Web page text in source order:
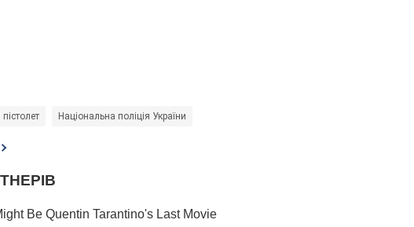
пістолет Національна поліція України